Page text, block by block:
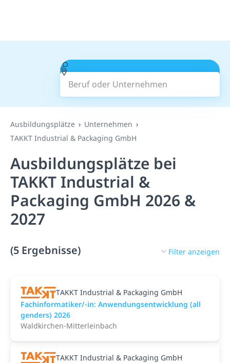
Beruf oder Unternehmen
Suchen
Ausbildungsplätze
Unternehmen
TAKKT Industrial & Packaging GmbH
Ausbildungsplätze bei
TAKKT Industrial &
Packaging GmbH 2026 &
2027
(5 Ergebnisse) Filter anzeigen
TAKKT Industrial & Packaging GmbH
Fachinformatiker/-in: Anwendungsentwicklung (all
genders) 2026
Waldkirchen-Mitterleinbach
TAKKT Industrial & Packaging GmbH